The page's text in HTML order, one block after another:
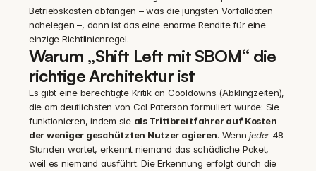
Betriebskosten abfangen – was die jüngsten Vorfalldaten
nahelegen –, dann ist das eine enorme Rendite für eine
einzige Richtlinienregel.
Warum „Shift Left mit SBOM“ die
richtige Architektur ist
Es gibt eine berechtigte Kritik an Cooldowns (Abklingzeiten),
die am deutlichsten von Cal Paterson formuliert wurde: Sie
funktionieren, indem sie als Trittbrettfahrer auf Kosten
der weniger geschützten Nutzer agieren. Wenn jeder 48
Stunden wartet, erkennt niemand das schädliche Paket,
weil es niemand ausführt. Die Erkennung erfolgt durch die